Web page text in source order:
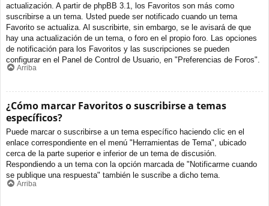
actualización. A partir de phpBB 3.1, los Favoritos son más como
suscribirse a un tema. Usted puede ser notificado cuando un tema
Favorito se actualiza. Al suscribirte, sin embargo, se le avisará de que
hay una actualización de un tema, o foro en el propio foro. Las opciones
de notificación para los Favoritos y las suscripciones se pueden
configurar en el Panel de Control de Usuario, en "Preferencias de Foros".
Arriba
¿Cómo marcar Favoritos o suscribirse a temas
específicos?
Puede marcar o suscribirse a un tema específico haciendo clic en el
enlace correspondiente en el menú "Herramientas de Tema", ubicado
cerca de la parte superior e inferior de un tema de discusión.
Respondiendo a un tema con la opción marcada de "Notificarme cuando
se publique una respuesta" también le suscribe a dicho tema.
Arriba